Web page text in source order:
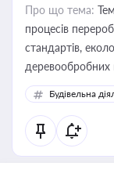
Про що тема:
процесів
стандартів,
деревообробних
Будівельна